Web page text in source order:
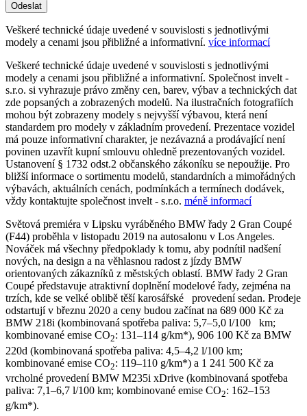
Odeslat
Veškeré technické údaje uvedené v souvislosti s jednotlivými
modely a cenami jsou přibližné a informativní. více informací
Veškeré technické údaje uvedené v souvislosti s jednotlivými
modely a cenami jsou přibližné a informativní. Společnost invelt -
s.r.o. si vyhrazuje právo změny cen, barev, výbav a technických dat
zde popsaných a zobrazených modelů. Na ilustračních fotografiích
mohou být zobrazeny modely s nejvyšší výbavou, která není
standardem pro modely v základním provedení. Prezentace vozidel
má pouze informativní charakter, je nezávazná a prodávající není
povinen uzavřít kupní smlouvu ohledně prezentovaných vozidel.
Ustanovení § 1732 odst.2 občanského zákoníku se nepoužije. Pro
bližší informace o sortimentu modelů, standardních a mimořádných
výbavách, aktuálních cenách, podmínkách a termínech dodávek,
vždy kontaktujte společnost invelt - s.r.o. méně informací
Světová premiéra v Lipsku vyráběného BMW řady 2 Gran Coupé
(F44) proběhla v listopadu 2019 na autosalonu v Los Angeles.
Nováček má všechny předpoklady k tomu, aby podnítil nadšení
nových, na design a na věhlasnou radost z jízdy BMW
orientovaných zákazníků z městských oblastí. BMW řady 2 Gran
Coupé představuje atraktivní doplnění modelové řady, zejména na
trzích, kde se velké oblibě těší karosářské provedení sedan. Prodeje
odstartují v březnu 2020 a ceny budou začínat na 689 000 Kč za
BMW 218i (kombinovaná spotřeba paliva: 5,7–5,0 l/100 km;
kombinované emise CO2: 131–114 g/km*), 906 100 Kč za BMW
220d (kombinovaná spotřeba paliva: 4,5–4,2 l/100 km;
kombinované emise CO2: 119–110 g/km*) a 1 241 500 Kč za
vrcholné provedení BMW M235i xDrive (kombinovaná spotřeba
paliva: 7,1–6,7 l/100 km; kombinované emise CO2: 162–153
g/km*).